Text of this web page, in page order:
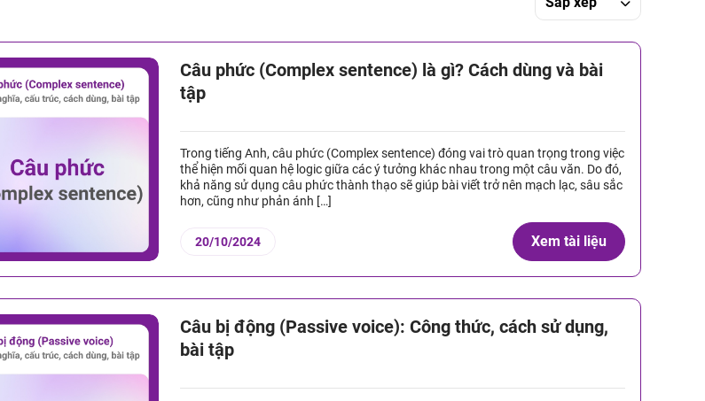
Câu phức (Complex sentence) là gì? Cách dùng và bài
tập
Trong tiếng Anh, câu phức (Complex sentence) đóng vai trò quan trọng trong việc
thể hiện mối quan hệ logic giữa các ý tưởng khác nhau trong một câu văn. Do đó,
khả năng sử dụng câu phức thành thạo sẽ giúp bài viết trở nên mạch lạc, sâu sắc
hơn, cũng như phản ánh […]
20/10/2024 Xem tài liệu
Câu bị động (Passive voice): Công thức, cách sử dụng,
bài tập